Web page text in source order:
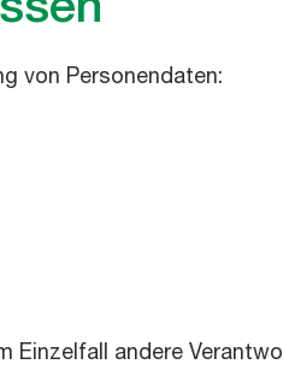
von Personendaten:
Einzelfall andere